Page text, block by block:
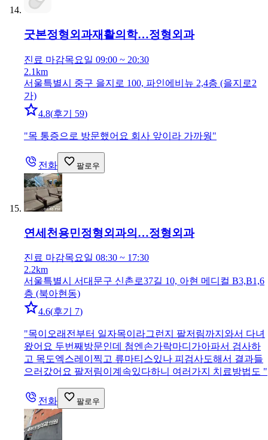
굿본정형외과재활의학…정형외과
진료 마감목요일 09:00 ~ 20:30
2.1km
서울특별시 중구 을지로 100, 파인에비뉴 2,4층 (을지로2
가)
4.8(후기 59)
"목 통증으로 방문했어요 회사 앞이라 가까웡"
전화 팔로우
연세천용민정형외과의…정형외과
진료 마감목요일 08:30 ~ 17:30
2.2km
서울특별시 서대문구 신촌로37길 10, 아현 메디컬 B3,B1,6
층 (북아현동)
4.6(후기 7)
"목이오래전부터 일자목이라그런지 팔저림까지와서 다녀
왔어요 두번째방문인데 첨엔손가락마디가아파서 검사하
고 목도엑스레이찍고 류마티스있나 피검사도해서 결과들
으러갔어요 팔저림이계속있다하니 여러가지 치료방법도 "
전화 팔로우